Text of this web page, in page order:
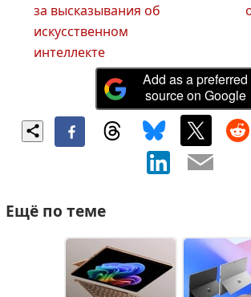
за высказывания об
искусственном
интеллекте
Add as a preferred
source on Google
Ещё по теме